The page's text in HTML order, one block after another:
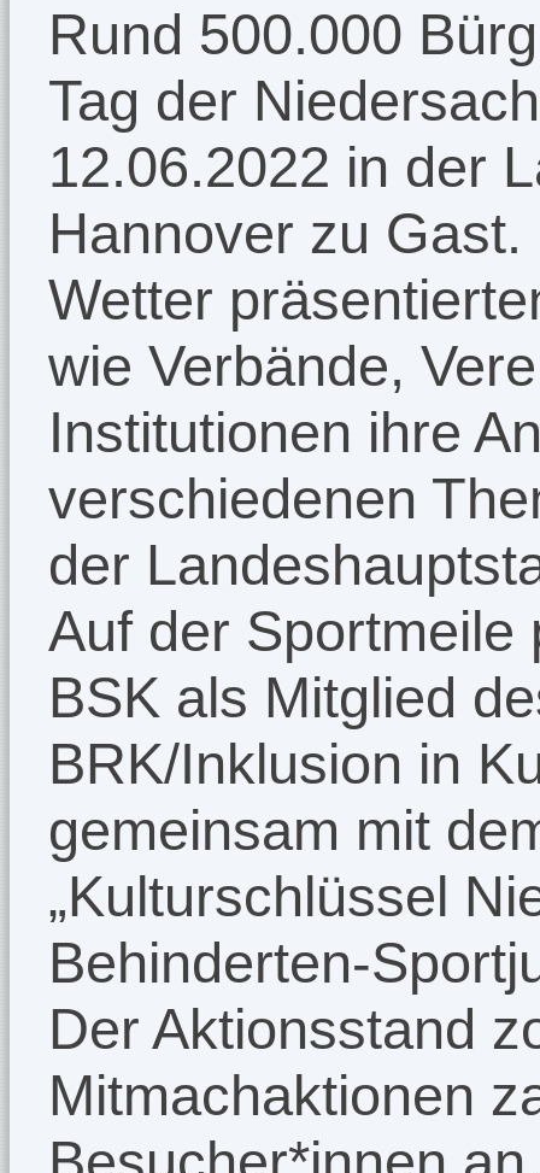
Rund 500.000
Tag der
12.06.2022 in der
Hannover zu
Wetter
wie Verbände,
Institutionen ihre
verschiedenen
der
Auf der Sportmeile
BSK als Mitglied
BRK/Inklusion in
gemeinsam mit
„Kulturschlüssel
Behinderten-
Der Aktionsstand
Mitmachaktionen